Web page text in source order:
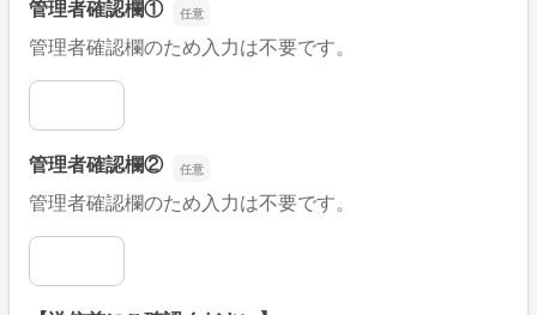
管理者確認欄①
管理者確認欄のため入力は不要です。
管理者確認欄①
管理者確認欄②
管理者確認欄のため入力は不要です。
管理者確認欄②